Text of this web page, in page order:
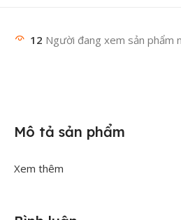
12 Người đang xem sản phẩm
Mô tả sản phẩm
Xem thêm